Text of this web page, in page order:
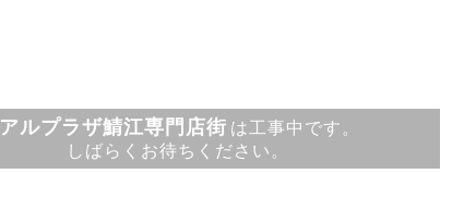
アルプラザ鯖江専門店街 は工事中です。
しばらくお待ちください。